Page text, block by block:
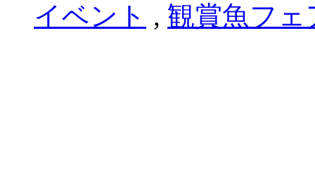
イベント , 観賞魚フェ